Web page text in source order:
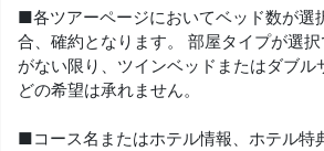
■各ツアーページにおいてベッド数が選
合、確約となります。 部屋タイプが選
がない限り、ツインベッドまたはダブル
どの希望は承れません。
■コース名またはホテル情報、ホテル特